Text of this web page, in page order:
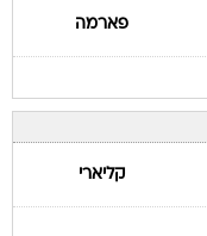
פארמה
קליארי